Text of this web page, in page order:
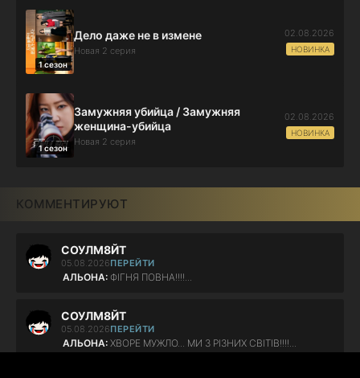
1 сезон
Дело даже не в измене
Новая 2 серия
02.08.2026
НОВИНКА
1 сезон
Замужняя убийца / Замужняя
женщина-убийца
Новая 2 серия
02.08.2026
НОВИНКА
КОММЕНТИРУЮТ
СОУЛМ8ЙТ
05.08.2026ПЕРЕЙТИ
АЛЬОНА: ФІГНЯ ПОВНА!!!!...
СОУЛМ8ЙТ
05.08.2026ПЕРЕЙТИ
АЛЬОНА: ХВОРЕ МУЖЛО... МИ З РІЗНИХ СВІТІВ!!!!...